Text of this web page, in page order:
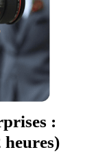
:
heures)